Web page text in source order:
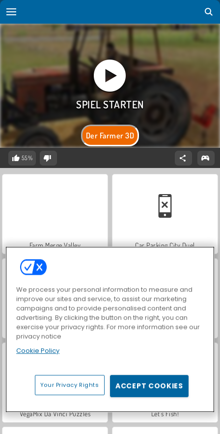
Der Farmer 3D
55%
Farm Merge Valley Car Parking City Duel
Hidden Object: Street of Secrets World War 2 Shooter
VegaMix Da Vinci Puzzles Let's Fish!
We process your personal information to measure and
improve our sites and service, to assist our marketing
campaigns and to provide personalised content and
advertising. By clicking the button on the right, you can
exercise your privacy rights. For more information see our
privacy notice
Cookie Policy
Your Privacy Rights ACCEPT COOKIES